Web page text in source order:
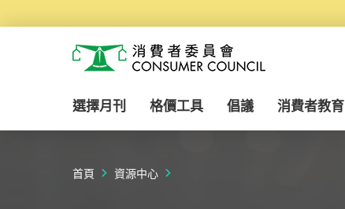
消費者委員會
選擇月刊 格價工具 倡議 消費者教育
首頁 資源中心